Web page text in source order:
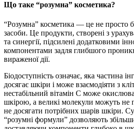
Що таке “розумна” косметика?
“Розумна” косметика — це не просто
засоби. Це продукти, створені з
та синергії, підсилені додатковими
компонентами задля глибшого
вираженої дії.
Біодоступність означає, яка частина
досягає шкіри і може взаємодіяти з
нестабільний вітамін C може
шкірою, а великі молекули можуть не
не досягати потрібних шарів шкіри.
“розумні формули” дозволяють